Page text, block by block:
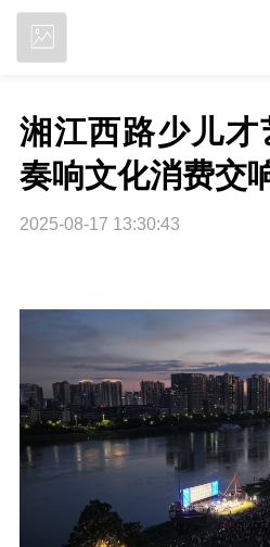
湘江西路少儿才
奏响文化消费交
2025-08-17 13:30:43